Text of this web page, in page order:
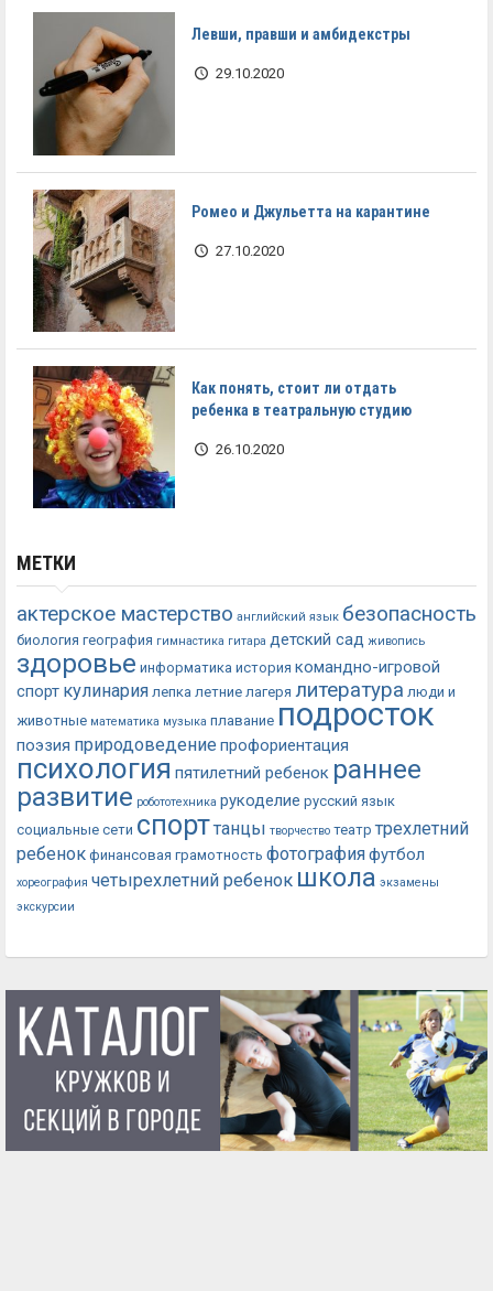
Левши, правши и амбидекстры
29.10.2020
Ромео и Джульетта на карантине
27.10.2020
Как понять, стоит ли отдать
ребенка в театральную студию
26.10.2020
МЕТКИ
актерское мастерство английский язык безопасность
биология география гимнастика гитара детский сад живопись
здоровье информатика история командно-игровой
спорт кулинария лепка летние лагеря литература люди и
животные математика музыка плавание подросток
поэзия природоведениепрофориентация
психология пятилетний ребенок раннее
развитие робототехника рукоделие русский язык
социальные сети спорттанцы творчество театр трехлетний
ребенок финансовая грамотность фотографияфутбол
хореография четырехлетний ребенок школа экзамены
экскурсии